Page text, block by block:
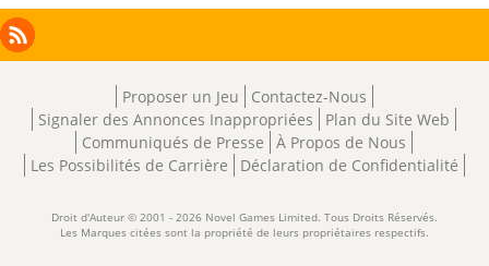
Facebook
Instagram
X
LinkedIn
RSS
Proposer un Jeu
Contactez-Nous
Signaler des Annonces Inappropriées
Plan du Site Web
Communiqués de Presse
À Propos de Nous
Les Possibilités de Carrière
Déclaration de Confidentialité
Droit d'Auteur © 2001 - 2026 Novel Games Limited. Tous Droits Réservés.
Les Marques citées sont la propriété de leurs propriétaires respectifs.